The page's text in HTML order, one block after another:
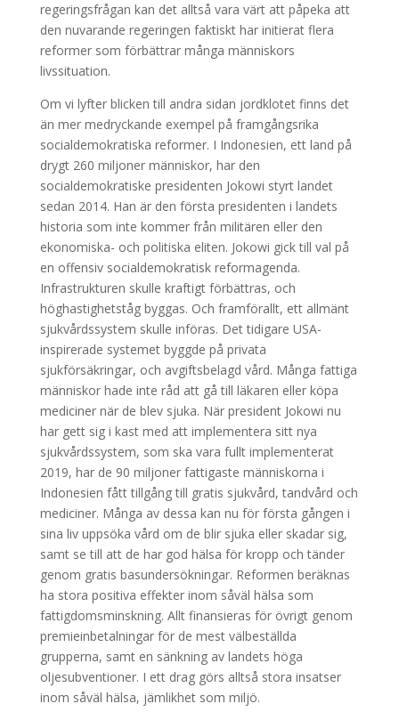
regeringsfrågan kan det alltså vara värt att påpeka att
den nuvarande regeringen faktiskt har initierat flera
reformer som förbättrar många människors
livssituation.
Om vi lyfter blicken till andra sidan jordklotet finns det
än mer medryckande exempel på framgångsrika
socialdemokratiska reformer. I Indonesien, ett land på
drygt 260 miljoner människor, har den
socialdemokratiske presidenten Jokowi styrt landet
sedan 2014. Han är den första presidenten i landets
historia som inte kommer från militären eller den
ekonomiska- och politiska eliten. Jokowi gick till val på
en offensiv socialdemokratisk reformagenda.
Infrastrukturen skulle kraftigt förbättras, och
höghastighetståg byggas. Och framförallt, ett allmänt
sjukvårdssystem skulle införas. Det tidigare USA-
inspirerade systemet byggde på privata
sjukförsäkringar, och avgiftsbelagd vård. Många fattiga
människor hade inte råd att gå till läkaren eller köpa
mediciner när de blev sjuka. När president Jokowi nu
har gett sig i kast med att implementera sitt nya
sjukvårdssystem, som ska vara fullt implementerat
2019, har de 90 miljoner fattigaste människorna i
Indonesien fått tillgång till gratis sjukvård, tandvård och
mediciner. Många av dessa kan nu för första gången i
sina liv uppsöka vård om de blir sjuka eller skadar sig,
samt se till att de har god hälsa för kropp och tänder
genom gratis basundersökningar. Reformen beräknas
ha stora positiva effekter inom såväl hälsa som
fattigdomsminskning. Allt finansieras för övrigt genom
premieinbetalningar för de mest välbeställda
grupperna, samt en sänkning av landets höga
oljesubventioner. I ett drag görs alltså stora insatser
inom såväl hälsa, jämlikhet som miljö.